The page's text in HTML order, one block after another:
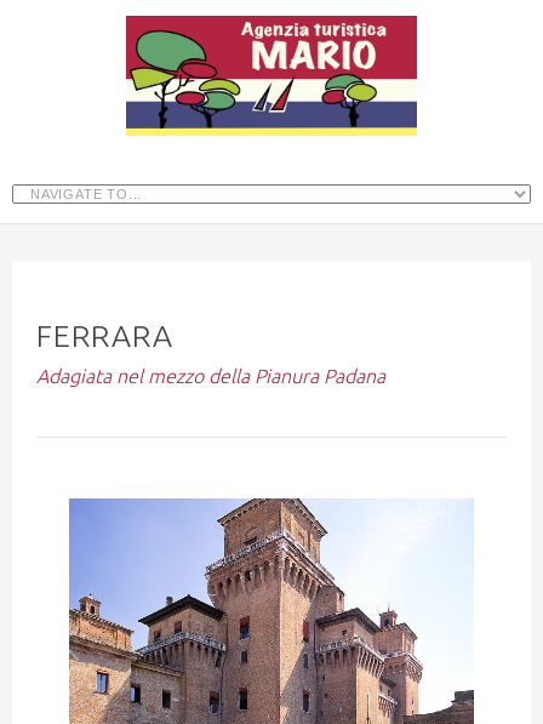
FERRARA
Adagiata nel mezzo della Pianura Padana